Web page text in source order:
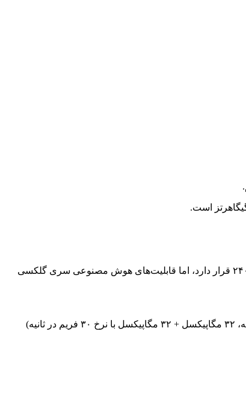
این تراشه دارای موتور هوش مصنوعی داخلی با واحد عصبی ۶K MAC است. این موتور با وجود اینکه پایین‌تر از موتور هوش مصنوعی اگزینوس ۲۴۰۰ قرار دارد، اما قابلیت‌های هوش مصنوعی سری گلکسی
این تراشه قادر به پشتیبانی از نمایشگرهای FHD+ با نرخ نوسازی ۱۴۴ هرتز و دوربین‌های ۲۰۰ مگاپیکسلی (یا ۶۴ مگاپیکسلی با نرخ ۳۰ فریم در ثانیه، ۳۲ مگاپیکسل + ۳۲ مگاپیکسل با نرخ ۳۰ فریم در ثانیه)